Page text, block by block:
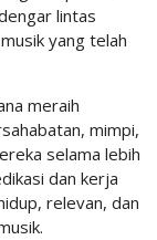
lintas
yang telah
meraih
mimpi,
selama lebih
dan kerja
relevan, dan